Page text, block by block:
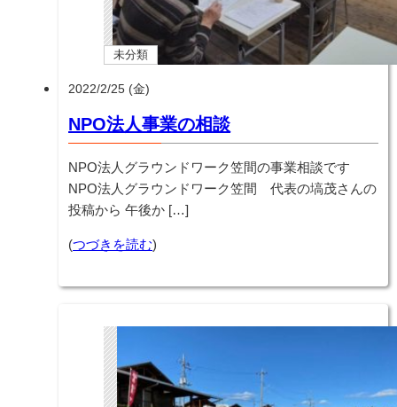
未分類
2022/2/25 (金)
NPO法人事業の相談
NPO法人グラウンドワーク笠間の事業相談です
NPO法人グラウンドワーク笠間 代表の塙茂さんの
投稿から 午後か […]
(つづきを読む)